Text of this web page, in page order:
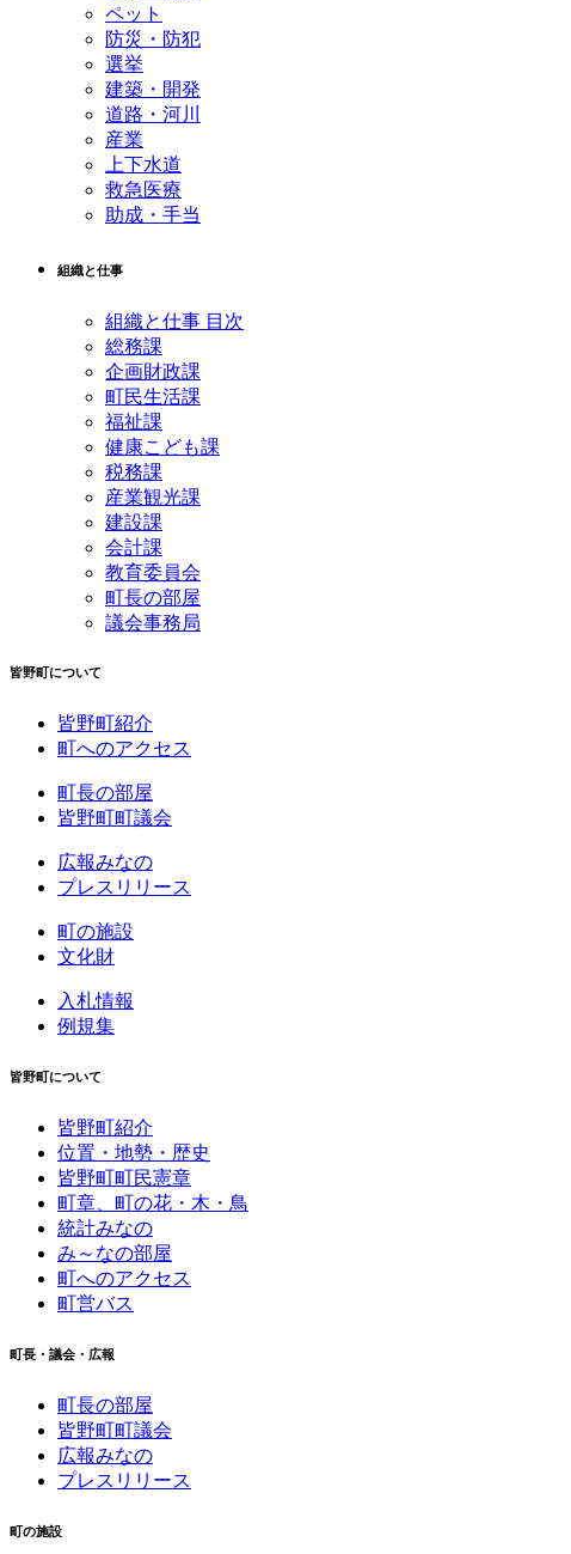
ペット
防災・防犯
選挙
建築・開発
道路・河川
産業
上下水道
救急医療
助成・手当
組織と仕事
組織と仕事 目次
総務課
企画財政課
町民生活課
福祉課
健康こども課
税務課
産業観光課
建設課
会計課
教育委員会
町長の部屋
議会事務局
皆野町について
皆野町紹介
町へのアクセス
町長の部屋
皆野町町議会
広報みなの
プレスリリース
町の施設
文化財
入札情報
例規集
皆野町について
皆野町紹介
位置・地勢・歴史
皆野町町民憲章
町章、町の花・木・鳥
統計みなの
み～なの部屋
町へのアクセス
町営バス
町長・議会・広報
町長の部屋
皆野町町議会
広報みなの
プレスリリース
町の施設